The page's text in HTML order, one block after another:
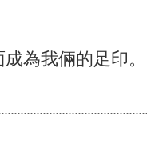
為我倆的足印。